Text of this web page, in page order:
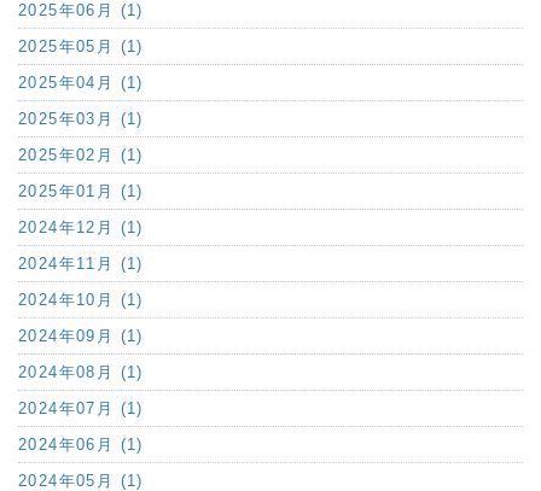
2025年06月 (1)
2025年05月 (1)
2025年04月 (1)
2025年03月 (1)
2025年02月 (1)
2025年01月 (1)
2024年12月 (1)
2024年11月 (1)
2024年10月 (1)
2024年09月 (1)
2024年08月 (1)
2024年07月 (1)
2024年06月 (1)
2024年05月 (1)